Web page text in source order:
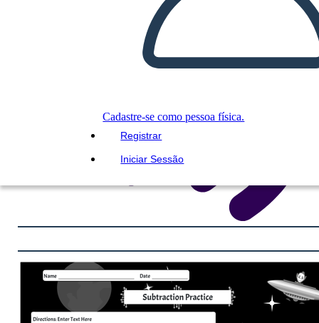
Cadastre-se como pessoa física.
Registrar
Iniciar Sessão